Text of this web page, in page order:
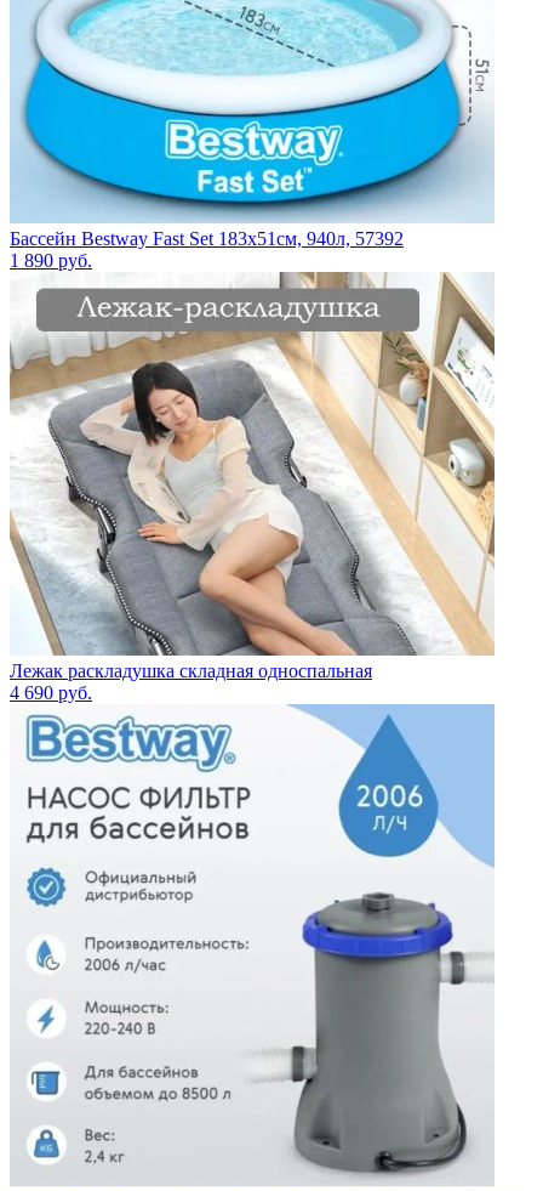
Бассейн Bestway Fast Set 183х51см, 940л, 57392
1 890 руб.
Лежак раскладушка складная односпальная
4 690 руб.